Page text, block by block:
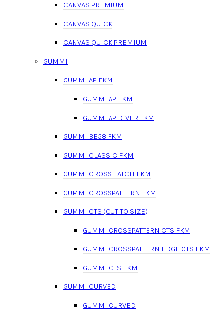
CANVAS PREMIUM
CANVAS QUICK
CANVAS QUICK PREMIUM
GUMMI
GUMMI AP FKM
GUMMI AP FKM
GUMMI AP DIVER FKM
GUMMI BB58 FKM
GUMMI CLASSIC FKM
GUMMI CROSSHATCH FKM
GUMMI CROSSPATTERN FKM
GUMMI CTS (CUT TO SIZE)
GUMMI CROSSPATTERN CTS FKM
GUMMI CROSSPATTERN EDGE CTS FKM
GUMMI CTS FKM
GUMMI CURVED
GUMMI CURVED